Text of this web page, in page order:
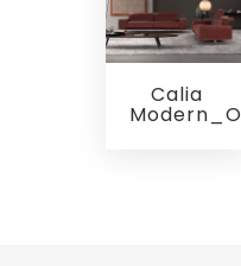
Calia
Modern_O